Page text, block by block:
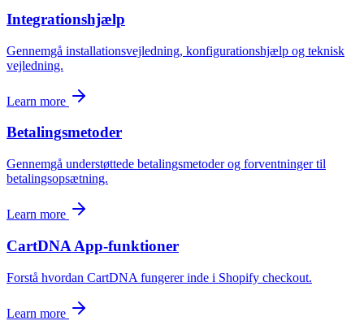
Integrationshjælp
Gennemgå installationsvejledning, konfigurationshjælp og teknisk
vejledning.
Learn more
Betalingsmetoder
Gennemgå understøttede betalingsmetoder og forventninger til
betalingsopsætning.
Learn more
CartDNA App-funktioner
Forstå hvordan CartDNA fungerer inde i Shopify checkout.
Learn more